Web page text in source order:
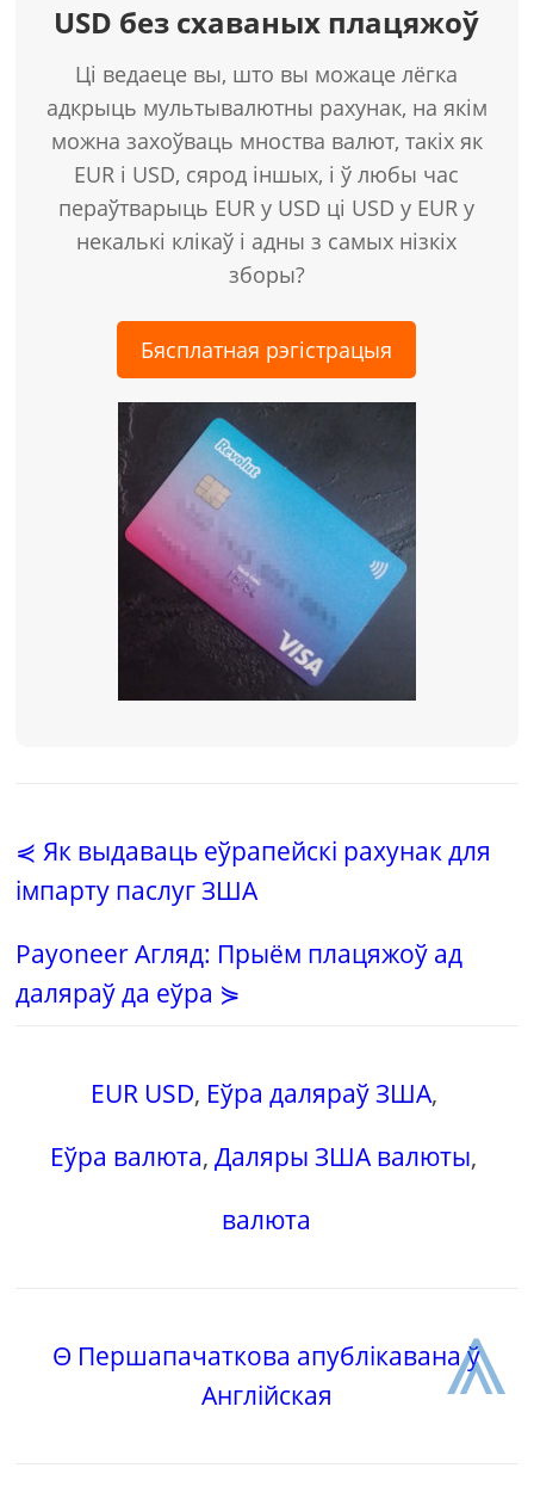
USD без схаваных плацяжоў
Ці ведаеце вы, што вы можаце лёгка
адкрыць мультывалютны рахунак, на якім
можна захоўваць мноства валют, такіх як
EUR і USD, сярод іншых, і ў любы час
пераўтварыць EUR у USD ці USD у EUR у
некалькі клікаў і адны з самых нізкіх
зборы?
Бясплатная рэгістрацыя
⋞ Як выдаваць еўрапейскі рахунак для
імпарту паслуг ЗША
Payoneer Агляд: Прыём плацяжоў ад
даляраў да еўра ⋟
EUR USD, Еўра даляраў ЗША,
Еўра валюта,Даляры ЗША валюты,
валюта
Θ Першапачаткова апублікавана ў
Англійская
⩓